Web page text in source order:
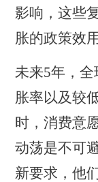
影响，这些
胀的政策效
未来5年，全
胀率以及较
时，消费意
动荡是不可
新要求，他